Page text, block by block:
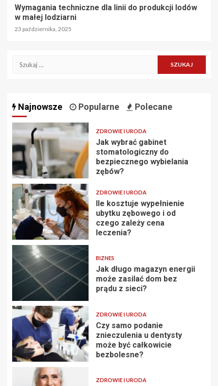
Wymagania techniczne dla linii do produkcji lodów
w małej lodziarni
23 października, 2025
Szukaj:
Najnowsze Popularne Polecane
ZDROWIE I URODA
Jak wybrać gabinet
stomatologiczny do
bezpiecznego wybielania
zębów?
ZDROWIE I URODA
Ile kosztuje wypełnienie
ubytku zębowego i od
czego zależy cena
leczenia?
BIZNES
Jak długo magazyn energii
może zasilać dom bez
prądu z sieci?
ZDROWIE I URODA
Czy samo podanie
znieczulenia u dentysty
może być całkowicie
bezbolesne?
ZDROWIE I URODA